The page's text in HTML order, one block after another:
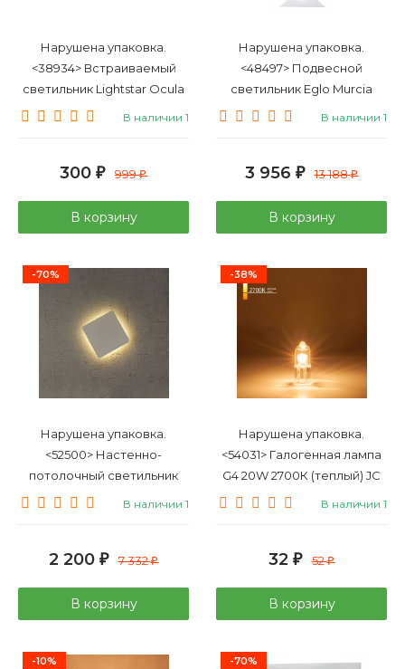
Нарушена упаковка.
<38934> Встраиваемый
светильник Lightstar Ocula
11834
В наличии 1
300 ₽ 999₽
В корзину
Нарушена упаковка.
<48497> Подвесной
светильник Eglo Murcia
91002
В наличии 1
3 956 ₽ 13 188₽
В корзину
-70%
Нарушена упаковка.
<52500> Настенно-
потолочный светильник
Mantra Bora Bora C0103
В наличии 1
2 200 ₽ 7 332₽
В корзину
-38%
Нарушена упаковка.
<54031> Галогенная лампа
G4 20W 2700К (теплый) JC
Elektrostandard (a025172) G4
В наличии 1
32 ₽ 52₽
В корзину
-10% -70%